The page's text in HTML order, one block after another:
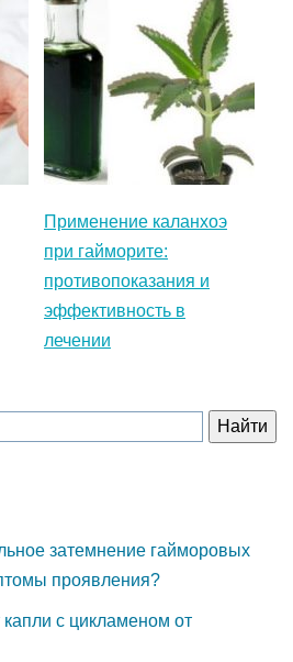
Применение каланхоэ
при гайморите:
противопоказания и
эффективность в
лечении
затемнение гайморовых
проявления?
с цикламеном от